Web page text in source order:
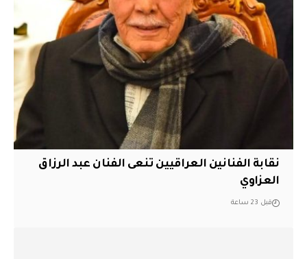
نقابة الفنانين العراقيين تنعى الفنان عبد الرزاق
العزاوي
قبل 23 ساعة